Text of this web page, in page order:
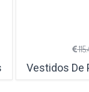
Vestidos De